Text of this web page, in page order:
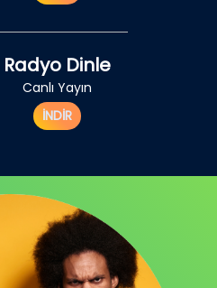
Radyo Dinle
Canlı Yayın
İNDİR